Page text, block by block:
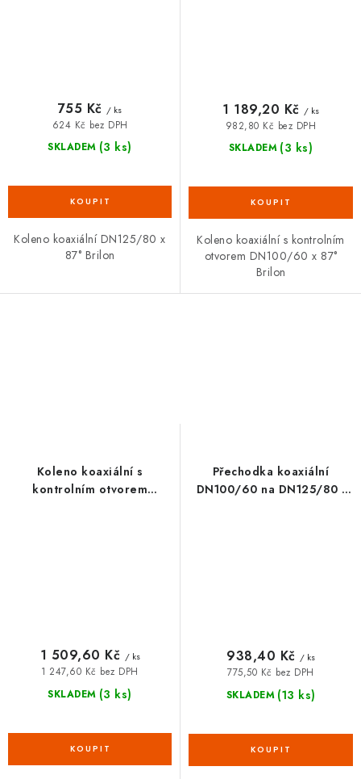
SKLADEM (3 ks)
624 Kč bez DPH
755 Kč / ks
Koleno koaxiální DN125/80 x
87° Brilon
SKLADEM (3 ks)
982,80 Kč bez DPH
1 189,20 Kč / ks
Koleno koaxiální s kontrolním
otvorem DN100/60 x 87°
Brilon
Koleno koaxiální s
kontrolním otvorem
SKLADEM (3 ks)
1 247,60 Kč bez DPH
1 509,60 Kč / ks
Přechodka koaxiální
DN100/60 na DN125/80 -
SKLADEM (13 ks)
775,50 Kč bez DPH
938,40 Kč / ks